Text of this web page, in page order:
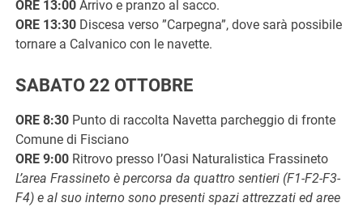
ORE 13:00 Arrivo e pranzo al sacco.
ORE 13:30 Discesa verso ”Carpegna”, dove sarà possibile
tornare a Calvanico con le navette.
SABATO 22 OTTOBRE
ORE 8:30 Punto di raccolta Navetta parcheggio di fronte
Comune di Fisciano
ORE 9:00 Ritrovo presso l’Oasi Naturalistica Frassineto
L’area Frassineto è percorsa da quattro sentieri (F1-F2-F3-
F4) e al suo interno sono presenti spazi attrezzati ed aree